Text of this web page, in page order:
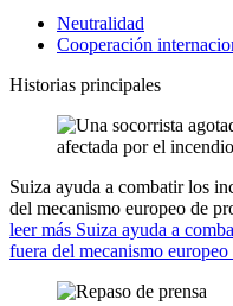
Neutralidad
Cooperación
Historias principales
Suiza ayuda a combatir los
del mecanismo europeo de
leer más Suiza ayuda a
fuera del mecanismo